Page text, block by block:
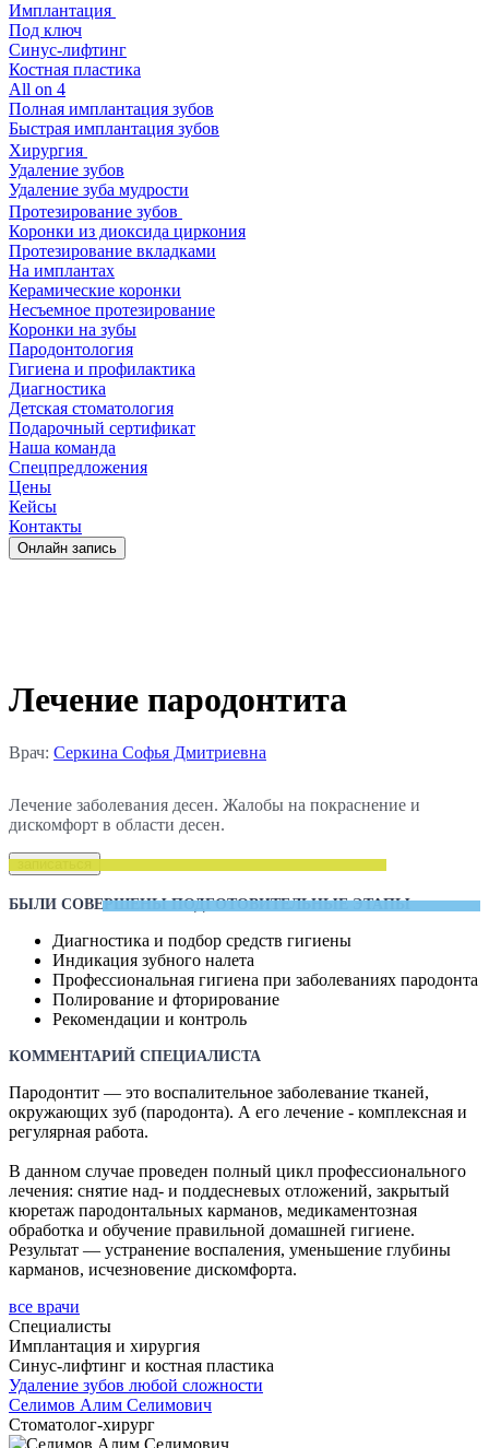
Имплантация
Под ключ
Синус-лифтинг
Костная пластика
All on 4
Полная имплантация зубов
Быстрая имплантация зубов
Хирургия
Удаление зубов
Удаление зуба мудрости
Протезирование зубов
Коронки из диоксида циркония
Протезирование вкладками
На имплантах
Керамические коронки
Несъемное протезирование
Коронки на зубы
Пародонтология
Гигиена и профилактика
Диагностика
Детская стоматология
Подарочный сертификат
Наша команда
Спецпредложения
Цены
Кейсы
Контакты
Oнлайн запись
Лечение пародонтита
Врач: Серкина Софья Дмитриевна
Лечение заболевания десен. Жалобы на покраснение и
дискомфорт в области десен.
записаться
БЫЛИ СОВЕРШЕНЫ ПОДГОТОВИТЕЛЬНЫЕ ЭТАПЫ
Диагностика и подбор средств гигиены
Индикация зубного налета
Профессиональная гигиена при заболеваниях пародонта
Полирование и фторирование
Рекомендации и контроль
КОММЕНТАРИЙ СПЕЦИАЛИСТА
Пародонтит — это воспалительное заболевание тканей,
окружающих зуб (пародонта). А его лечение - комплексная и
регулярная работа.
В данном случае проведен полный цикл профессионального
лечения: снятие над- и поддесневых отложений, закрытый
кюретаж пародонтальных карманов, медикаментозная
обработка и обучение правильной домашней гигиене.
Результат — устранение воспаления, уменьшение глубины
карманов, исчезновение дискомфорта.
все врачи
Специалисты
Имплантация и хирургия
Синус-лифтинг и костная пластика
Удаление зубов любой сложности
Селимов Алим Селимович
Стоматолог-хирург